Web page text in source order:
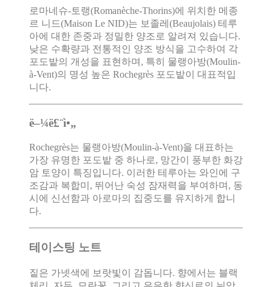
로마네슈-토랭(Romanèche-Thorins)에 위치한 메종
르 니드(Maison Le NID)는 보졸레(Beaujolais) 테루
아에 대한 존중과 정밀한 양조로 알려져 있습니다.
낮은 수확량과 전통적인 양조 방식을 고수하여 각
포도밭의 개성을 표현하며, 특히 물랭아방(Moulin-
à-Vent)의 명성 높은 Rochegrès 포도밭이 대표적입
니다.
ë–¼ë£¨ì•„
Rochegrès는 물랭아방(Moulin-à-Vent)을 대표하는
가장 유명한 포도밭 중 하나로, 망간이 풍부한 화강
암 토양이 특징입니다. 이러한 테루아는 와인에 구
조감과 복합미, 뛰어난 숙성 잠재력을 부여하며, 동
시에 신선함과 아로마의 집중도를 유지하게 합니
다.
테이스팅 노트
짙은 가넷색에 보랏빛이 감돕니다. 향에서는 블랙